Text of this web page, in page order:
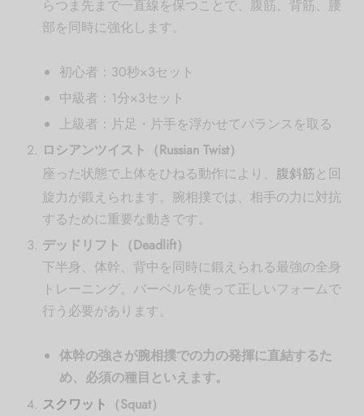
らつま先まで一直線を保つことで、腹筋、背筋、腰
部を同時に強化します。
初心者：30秒×3セット
中級者：1分×3セット
上級者：片足・片手を浮かせてバランスを取る
ロシアンツイスト（Russian Twist）
座った状態で上体をひねる動作により、 腹斜筋と回
旋力が鍛えられます。腕相撲では、相手の力に対抗
するために重要な動きです。
デッドリフト（Deadlift）
下半身、体幹、背中を同時に鍛えられる最強の全身
トレーニング。バーベルを使って正しいフォームで
行う必要があります。
体幹の強さが腕相撲での力の発揮に直結するた
め、必須の種目といえます。
スクワット （Squat）